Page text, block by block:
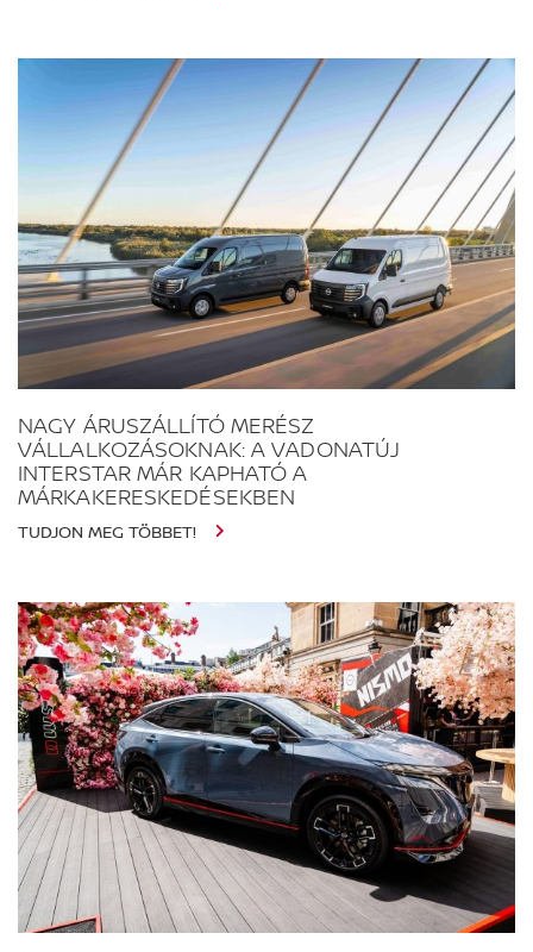
NAGY ÁRUSZÁLLÍTÓ MERÉSZ
VÁLLALKOZÁSOKNAK: A VADONATÚJ
INTERSTAR MÁR KAPHATÓ A
MÁRKAKERESKEDÉSEKBEN
TUDJON MEG TÖBBET!